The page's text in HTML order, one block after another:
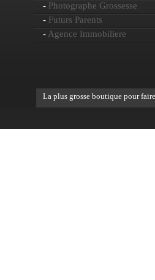
- Photographe Grossesse
- Futurs Parents
- Agence Immobiliere
La plus grosse boutique pour